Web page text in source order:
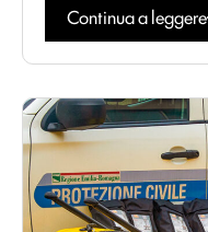
Continua a leggere